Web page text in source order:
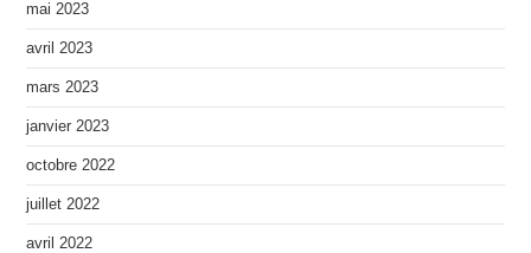
mai 2023
avril 2023
mars 2023
janvier 2023
octobre 2022
juillet 2022
avril 2022